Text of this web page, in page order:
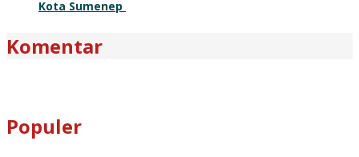
Kota Sumenep
Komentar
Populer